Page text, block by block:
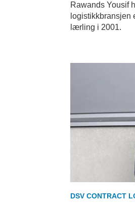
Rawands Yousif
logistikkbransjen
lærling i 2001.
DSV CONTRACT